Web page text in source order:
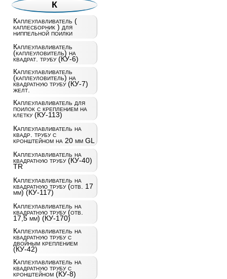
К
Каплеулавливатель (
каплесборник ) для
ниппельной поилки
Каплеулавливатель
(каплеуловитель) на
квадрат. трубу (КУ-6)
Каплеулавливатель
(каплеуловитель) на
квадратную трубу (КУ-7)
желт.
Каплеулавливатель для
поилок с креплением на
клетку (КУ-113)
Каплеулавливатель на
квадр. трубу с
кронштейном на 20 мм GL
Каплеулавливатель на
квадратную трубу (КУ-40)
TR
Каплеулавливатель на
квадратную трубу (отв. 17
мм) (КУ-117)
Каплеулавливатель на
квадратную трубу (отв.
17,5 мм) (КУ-170)
Каплеулавливатель на
квадратную трубу с
двойным креплением
(КУ-42)
Каплеулавливатель на
квадратную трубу с
кронштейном (КУ-8)